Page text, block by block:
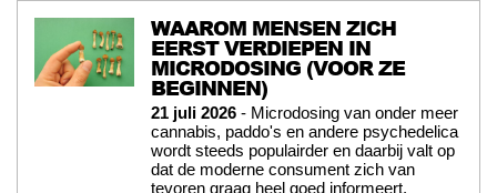
WAAROM MENSEN ZICH
EERST VERDIEPEN IN
MICRODOSING (VOOR ZE
BEGINNEN)
21 juli 2026 - Microdosing van onder meer
cannabis, paddo's en andere psychedelica
wordt steeds populairder en daarbij valt op
dat de moderne consument zich van
tevoren graag heel goed informeert.